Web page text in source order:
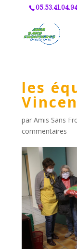
les
par Amis Sans
commentaires